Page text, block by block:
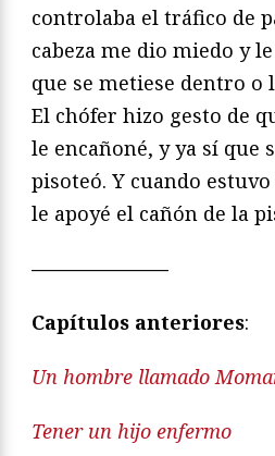
controlaba el tráfico de
cabeza me dio miedo y
que se metiese dentro o
El chófer hizo gesto de
le encañoné, y ya sí
pisoteó. Y cuando
le apoyé el cañón de la
———————
Capítulos anteriores:
Un hombre llamado
Tener un hijo enfermo